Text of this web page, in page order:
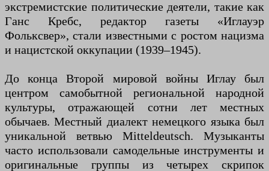
экстремистские политические деятели, такие как
Ганс Кребс, редактор газеты «Иглауэр
Фольксвер», стали известными с ростом нацизма
и нацистской оккупации (1939–1945).
До конца Второй мировой войны Иглау был
центром самобытной региональной народной
культуры, отражающей сотни лет местных
обычаев. Местный диалект немецкого языка был
уникальной ветвью Mitteldeutsch. Музыканты
часто использовали самодельные инструменты и
оригинальные группы из четырех скрипок